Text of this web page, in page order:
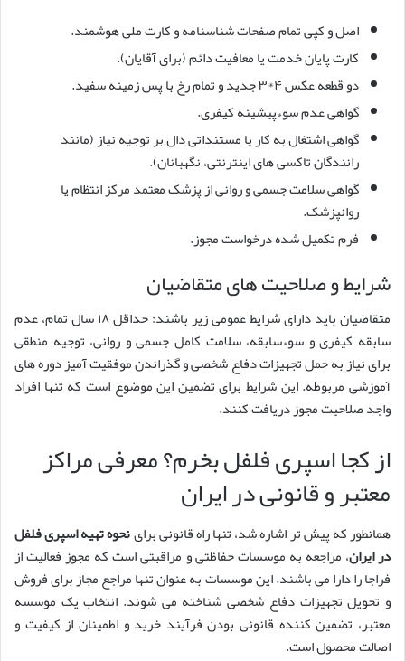
اصل و کپی تمام صفحات شناسنامه و کارت ملی هوشمند.
کارت پایان خدمت یا معافیت دائم (برای آقایان).
دو قطعه عکس ۴*۳ جدید و تمام رخ با پس زمینه سفید.
گواهی عدم سوءپیشینه کیفری.
گواهی اشتغال به کار یا مستنداتی دال بر توجیه نیاز (مانند
رانندگان تاکسی های اینترنتی، نگهبانان).
گواهی سلامت جسمی و روانی از پزشک معتمد مرکز انتظام یا
روانپزشک.
فرم تکمیل شده درخواست مجوز.
شرایط و صلاحیت های متقاضیان
متقاضیان باید دارای شرایط عمومی زیر باشند: حداقل ۱۸ سال تمام، عدم
سابقه کیفری و سوءسابقه، سلامت کامل جسمی و روانی، توجیه منطقی
برای نیاز به حمل تجهیزات دفاع شخصی و گذراندن موفقیت آمیز دوره های
آموزشی مربوطه. این شرایط برای تضمین این موضوع است که تنها افراد
واجد صلاحیت مجوز دریافت کنند.
از کجا اسپری فلفل بخرم؟ معرفی مراکز
معتبر و قانونی در ایران
همانطور که پیش تر اشاره شد، تنها راه قانونی براینحوه تهیه اسپری فلفل
در ایران، مراجعه به موسسات حفاظتی و مراقبتی است که مجوز فعالیت از
فراجا را دارا می باشند. این موسسات به عنوان تنها مراجع مجاز برای فروش
و تحویل تجهیزات دفاع شخصی شناخته می شوند. انتخاب یک موسسه
معتبر، تضمین کننده قانونی بودن فرآیند خرید و اطمینان از کیفیت و
اصالت محصول است.